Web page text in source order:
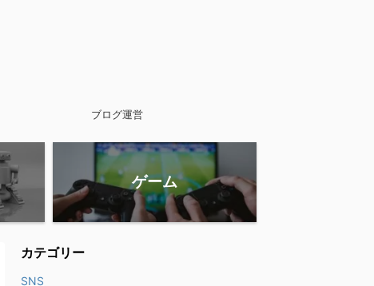
ブログ運営
ゲーム
カテゴリー
SNS